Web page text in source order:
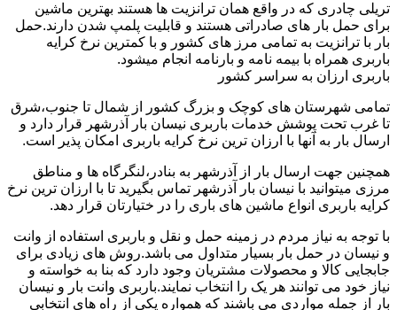
تریلی چادری که در واقع همان ترانزیت ها هستند بهترین ماشین
برای حمل بار های صادراتی هستند و قابلیت پلمپ شدن دارند.حمل
بار با ترانزیت به تمامی مرز های کشور و با کمترین نرخ کرایه
باربری همراه با بیمه نامه و بارنامه انجام میشود.
باربری ارزان به سراسر کشور
تمامی شهرستان های کوچک و بزرگ کشور از شمال تا جنوب،شرق
تا غرب تحت پوشش خدمات باربری نیسان بار آذرشهر قرار دارد و
ارسال بار به آنها با ارزان ترین نرخ کرایه باربری امکان پذیر است.
همچنین جهت ارسال بار از آذرشهر به بنادر،لنگرگاه ها و مناطق
مرزی میتوانید با نیسان بار آذرشهر تماس بگیرید تا با ارزان ترین نرخ
کرایه باربری انواع ماشین های باری را در ختیارتان قرار دهد.
با توجه به نیاز مردم در زمینه حمل و نقل و باربری استفاده از وانت
و نیسان در حمل بار بسیار متداول می باشد.روش های زیادی برای
جابجایی کالا و محصولات مشتریان وجود دارد که بنا به خواسته و
نیاز خود می توانند هر یک را انتخاب نمایند.باربری وانت بار و نیسان
بار از جمله مواردی می باشند که همواره یکی از راه های انتخابی